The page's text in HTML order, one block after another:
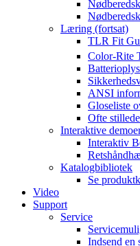
Læring (fortsat)
TLR Fit
Color-Rite
ANSI
Gloseliste
Ofte
Interaktive
Interaktiv
Katalogbibliotek
Se
Video
Support
Service
Indsend en